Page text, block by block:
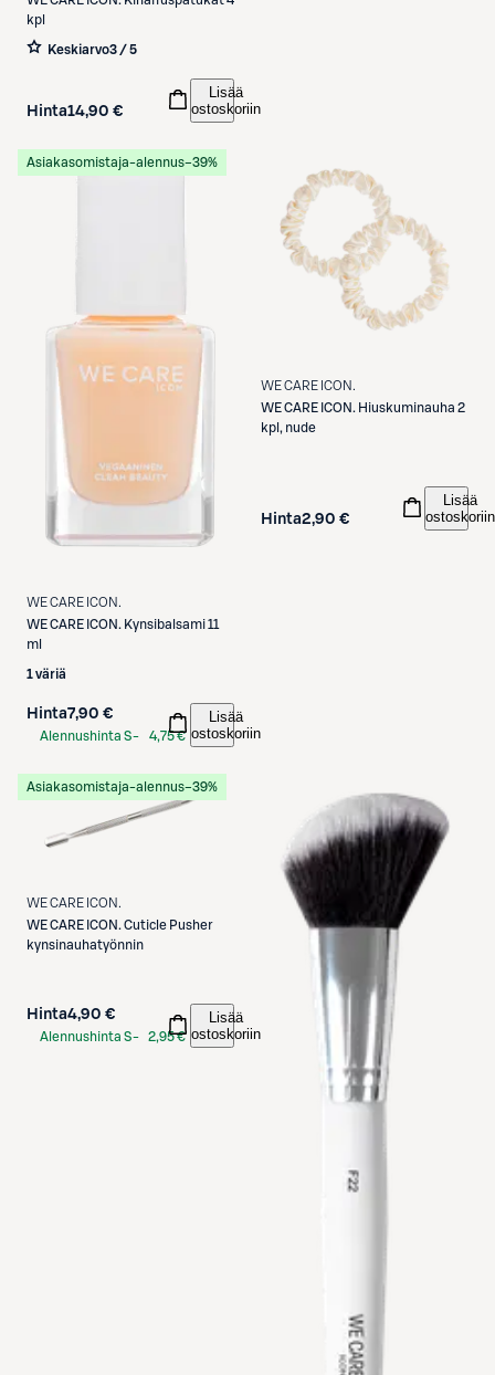
kpl
Keskiarvo3 / 5
Hinta14,90 €
Lisää
ostoskoriin
Asiakasomistaja-alennus−39%
WE CARE ICON.
WE CARE ICON. Kynsibalsami 11
ml
1 väriä
Hinta7,90 €
Alennushinta S-
4,75 €
Lisää
ostoskoriin
WE CARE ICON.
WE CARE ICON. Hiuskuminauha 2
kpl, nude
Hinta2,90 €
Lisää
ostoskoriin
Asiakasomistaja-alennus−39%
WE CARE ICON.
WE CARE ICON. Cuticle Pusher
kynsinauhatyönnin
Hinta4,90 €
Alennushinta S-
2,95 €
Lisää
ostoskoriin